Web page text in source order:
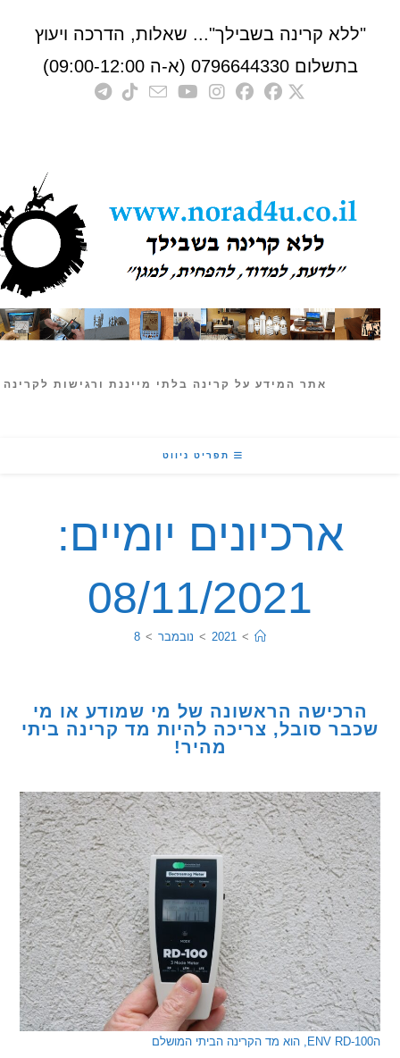
קרינה בשבילך"... שאלות, הדרכה ויעוץ
0796644330 (א-ה 09:00-12:00)
אתר המידע על קרינה בלתי מייננת ורגישות לקרינה
תפריט ניווט
ארכיונים יומיים:
08/11/2021
2021
> נובמבר >
8
הראשונה של מי שמודע או מי
סובל, צריכה להיות מד קרינה ביתי
מהיר!